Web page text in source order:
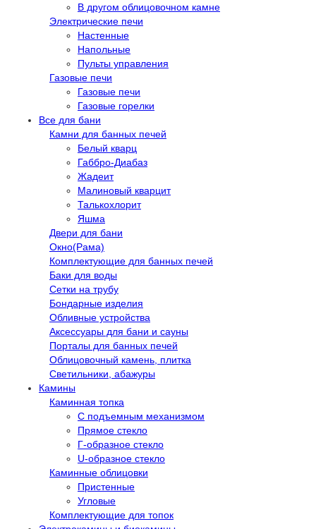
В другом облицовочном камне
Электрические печи
Настенные
Напольные
Пульты управления
Газовые печи
Газовые печи
Газовые горелки
Все для бани
Камни для банных печей
Белый кварц
Габбро-Диабаз
Жадеит
Малиновый кварцит
Талькохлорит
Яшма
Двери для бани
Окно(Рама)
Комплектующие для банных печей
Баки для воды
Сетки на трубу
Бондарные изделия
Обливные устройства
Аксессуары для бани и сауны
Порталы для банных печей
Облицовочный камень, плитка
Светильники, абажуры
Камины
Каминная топка
С подъемным механизмом
Прямое стекло
Г-образное стекло
U-образное стекло
Каминные облицовки
Пристенные
Угловые
Комплектующие для топок